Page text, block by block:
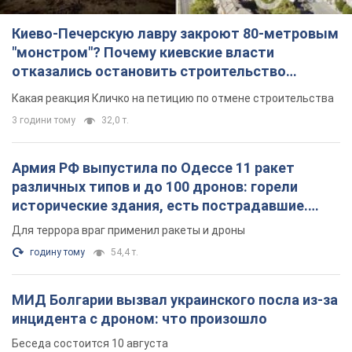
Киево-Печерскую лавру закроют 80-метровым
"монстром"? Почему киевские власти
отказались остановить строительство
небоскреба "московского верующего"
Какая реакция Кличко на петицию по отмене строительства
3 години тому 32,0 т.
Армия РФ выпустила по Одессе 11 ракет
различных типов и до 100 дронов: горели
исторические здания, есть пострадавшие.
Фото и видео
Для террора враг применил ракеты и дроны
годину тому 54,4 т.
МИД Болгарии вызвал украинского посла из-за
инцидента с дроном: что произошло
Беседа состоится 10 августа